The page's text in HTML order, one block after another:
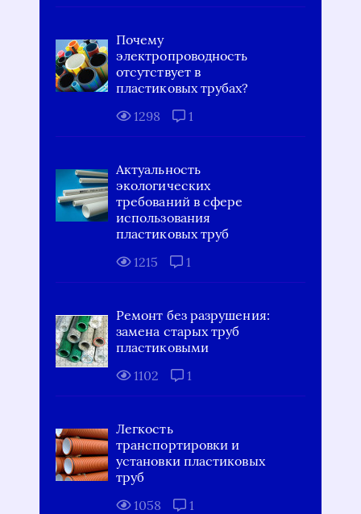
Почему
электропроводность
отсутствует в
пластиковых трубах?
1298
1
Актуальность
экологических
требований в сфере
использования
пластиковых труб
1215
1
Ремонт без разрушения:
замена старых труб
пластиковыми
1102
1
Легкость
транспортировки и
установки пластиковых
труб
1058
1